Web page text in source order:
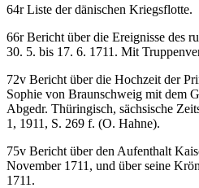
64r Liste der dänischen Kriegsflotte.
66r Bericht über die Ereignisse des
30. 5. bis 17. 6. 1711. Mit
72v Bericht über die Hochzeit der
Sophie von Braunschweig mit dem
Abgedr. Thüringisch, sächsische
1, 1911, S. 269 f. (O. Hahne).
75v Bericht über den Aufenthalt
November 1711, und über seine
1711.